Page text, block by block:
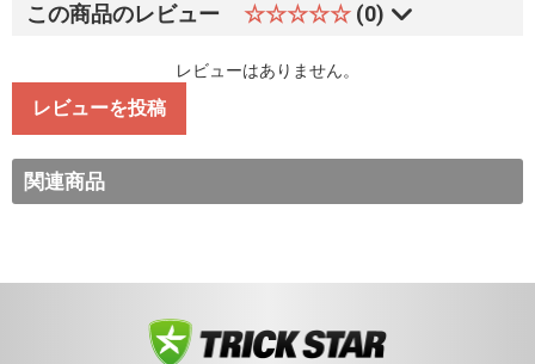
この商品のレビュー ☆☆☆☆☆ (0)
レビューはありません。
レビューを投稿
関連商品